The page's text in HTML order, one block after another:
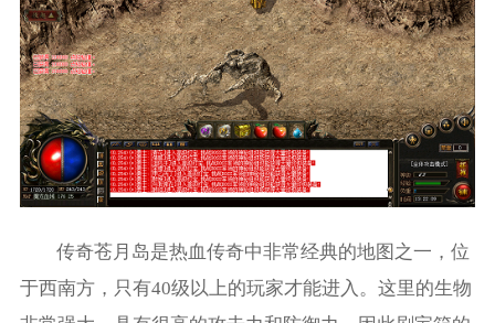
传奇苍月岛是热血传奇中非常经典的地图之一，位
于西南方，只有40级以上的玩家才能进入。这里的生物